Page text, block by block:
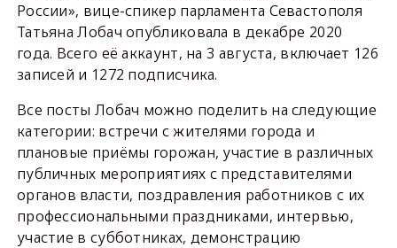
России», вице-спикер парламента Севастополя
Татьяна Лобач опубликовала в декабре 2020
года. Всего её аккаунт, на 3 августа, включает 126
записей и 1272 подписчика.
Все посты Лобач можно поделить на следующие
категории: встречи с жителями города и
плановые приёмы горожан, участие в различных
публичных мероприятиях с представителями
органов власти, поздравления работников с их
профессиональными праздниками, интервью,
участие в субботниках, демонстрацию